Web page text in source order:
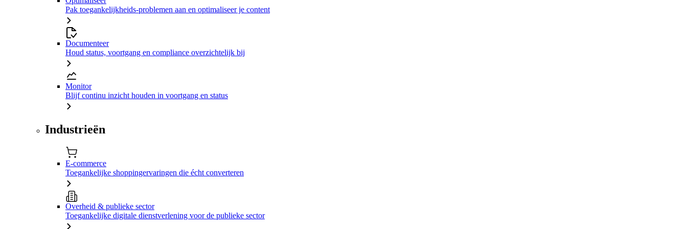
Pak toegankelijkheids-problemen aan en optimaliseer je content
Documenteer
Houd status, voortgang en compliance overzichtelijk bij
Monitor
Blijf continu inzicht houden in voortgang en status
Industrieën
E-commerce
Toegankelijke shoppingervaringen die écht converteren
Overheid & publieke sector
Toegankelijke digitale dienstverlening voor de publieke sector